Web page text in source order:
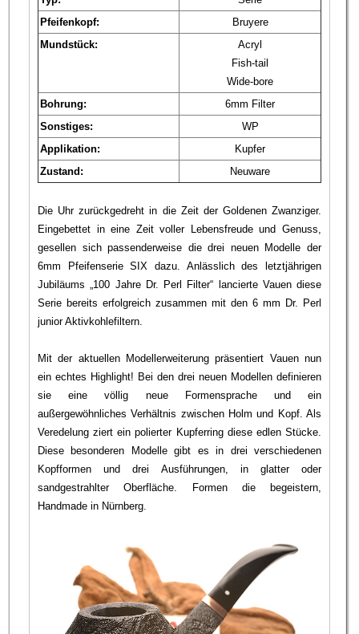
Pfeifenkopf:
Bruyere
Mundstück:
Acryl
Fish-tail
Wide-bore
Bohrung:
6mm Filter
Sonstiges:
WP
Applikation:
Kupfer
Zustand:
Neuware
Die Uhr zurückgedreht in die Zeit der Goldenen Zwanziger.
Eingebettet in eine Zeit voller Lebensfreude und Genuss,
gesellen sich passenderweise die drei neuen Modelle der
6mm Pfeifenserie SIX dazu. Anlässlich des letztjährigen
Jubiläums „100 Jahre Dr. Perl Filter“ lancierte Vauen diese
Serie bereits erfolgreich zusammen mit den 6 mm Dr. Perl
junior Aktivkohlefiltern.
Mit der aktuellen Modellerweiterung präsentiert Vauen nun
ein echtes Highlight! Bei den drei neuen Modellen definieren
sie eine völlig neue Formensprache und ein
außergewöhnliches Verhältnis zwischen Holm und Kopf. Als
Veredelung ziert ein polierter Kupferring diese edlen Stücke.
Diese besonderen Modelle gibt es in drei verschiedenen
Kopfformen und drei Ausführungen, in glatter oder
sandgestrahlter Oberfläche. Formen die begeistern,
Handmade in Nürnberg.